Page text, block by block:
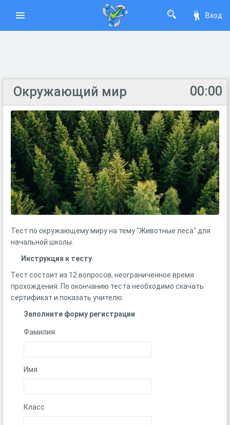
Вход
00:00
Окружающий мир
Тест по окружающему миру на тему "Животные леса" для
начальной школы.
Инструкция к тесту
Тест состоит из 12 вопросов, неограниченное время
прохождения. По окончанию теста необходимо скачать
сертификат и показать учителю.
Заполните форму регистрации
Фамилия
Имя
Класс